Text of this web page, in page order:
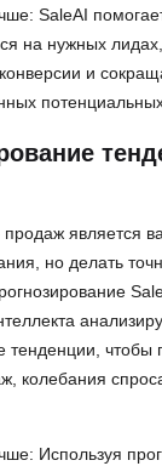
SaleAI
на нужных
и
продаж является
но делать
тенденции, чтобы
колебания
Используя